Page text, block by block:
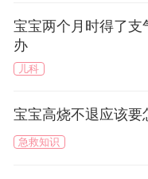
宝宝两个月时得了支
办
儿科
宝宝高烧不退应该要
急救知识